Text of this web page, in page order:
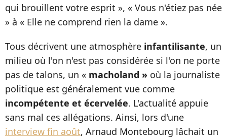
qui brouillent votre esprit », « Vous n'étiez pas née
» à « Elle ne comprend rien la dame ».
Tous décrivent une atmosphère infantilisante, un
milieu où l'on n'est pas considérée si l'on ne porte
pas de talons, un « macholand » où la journaliste
politique est généralement vue comme
incompétente et écervelée. L'actualité appuie
sans mal ces allégations. Ainsi, lors d'une
interview fin août, Arnaud Montebourg lâchait un